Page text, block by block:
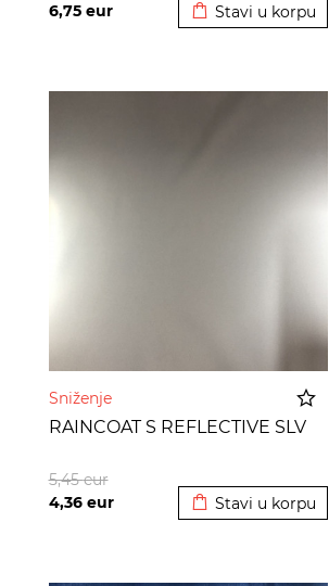
6,75 eur
Stavi u korpu
Sniženje
RAINCOAT S REFLECTIVE SLV
4,36 eur
5,45eur
Stavi u korpu